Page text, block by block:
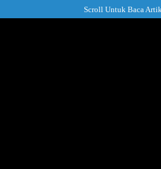
ke
Scroll Untuk Baca